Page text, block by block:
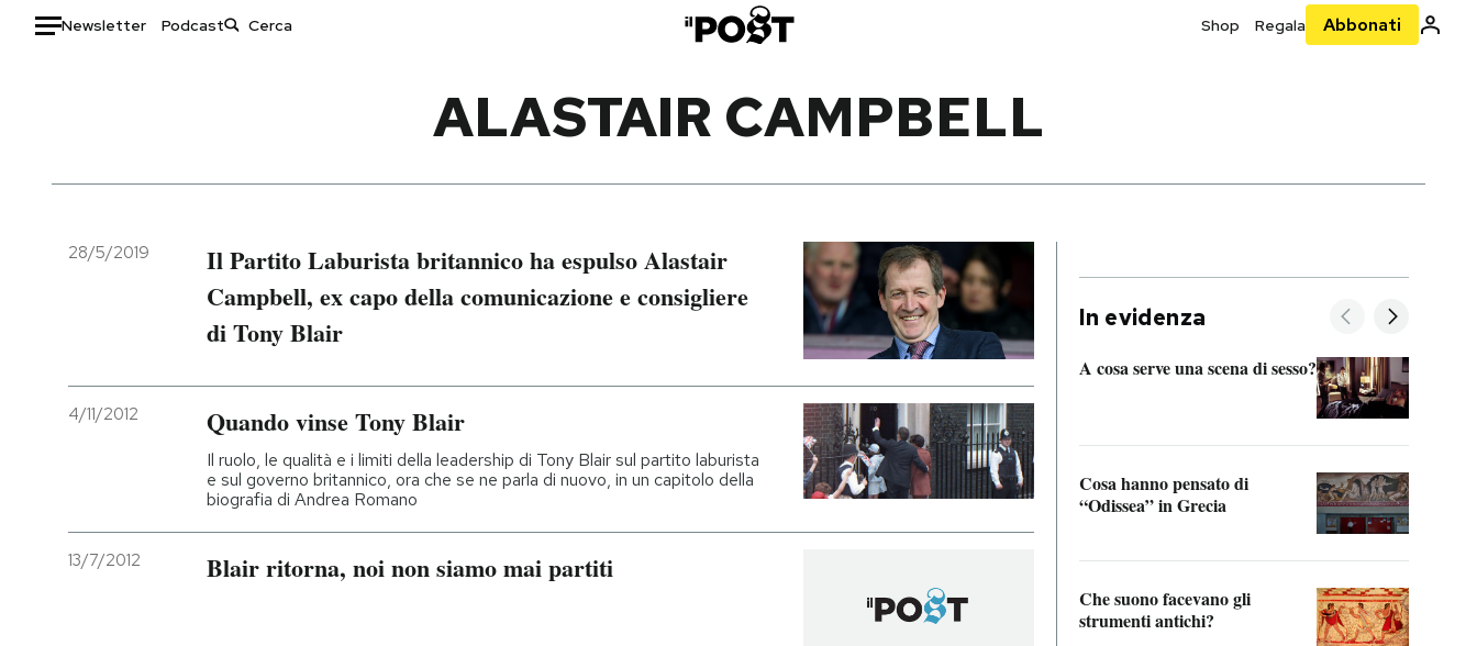
Newsletter Podcast Shop Regala Abbonati
Italia
Politica
Economia
Moda
Ok Boomer!
Media
Mondiali calcio 2026
PODCAST
ALASTAIR CAMPBELL
28/5/2019
Il Partito Laburista britannico ha espulso Alastair
Campbell, ex capo della comunicazione e consigliere
di Tony Blair
4/11/2012 Quando vinse Tony Blair
Il ruolo, le qualità e i limiti della leadership di Tony Blair sul partito laburista
e sul governo britannico, ora che se ne parla di nuovo, in un capitolo della
biografia di Andrea Romano
13/7/2012 Blair ritorna, noi non siamo mai partiti
In evidenza
A cosa serve una scena di sesso?
Cosa hanno pensato di
“Odissea” in Grecia
Che suono facevano gli
strumenti antichi?